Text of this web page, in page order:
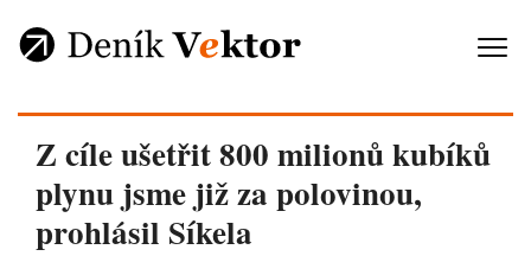
Z cíle ušetřit 800 milionů kubíků
plynu jsme již za polovinou,
prohlásil Síkela